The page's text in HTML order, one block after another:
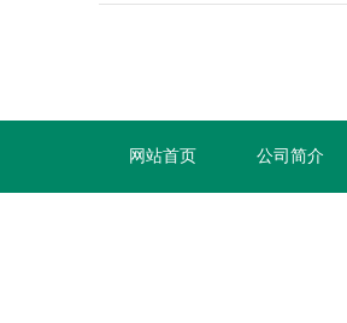
网站首页 公司简介